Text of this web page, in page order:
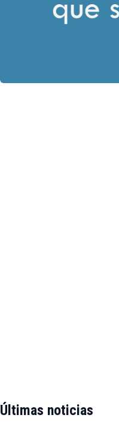
Últimas noticias